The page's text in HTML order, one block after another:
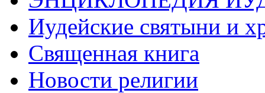
Иудейские святыни и
Священная книга
Новости религии